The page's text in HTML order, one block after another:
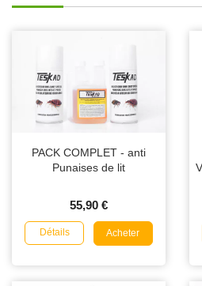
PACK COMPLET - anti
Punaises de lit
55,90 €
Détails Acheter